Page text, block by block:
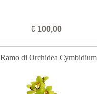
€ 100,00
Ramo di Orchidea Cymbidium